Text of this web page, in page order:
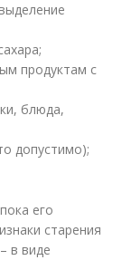
продуктам с
блюда,
допустимо);
его
старения
в виде